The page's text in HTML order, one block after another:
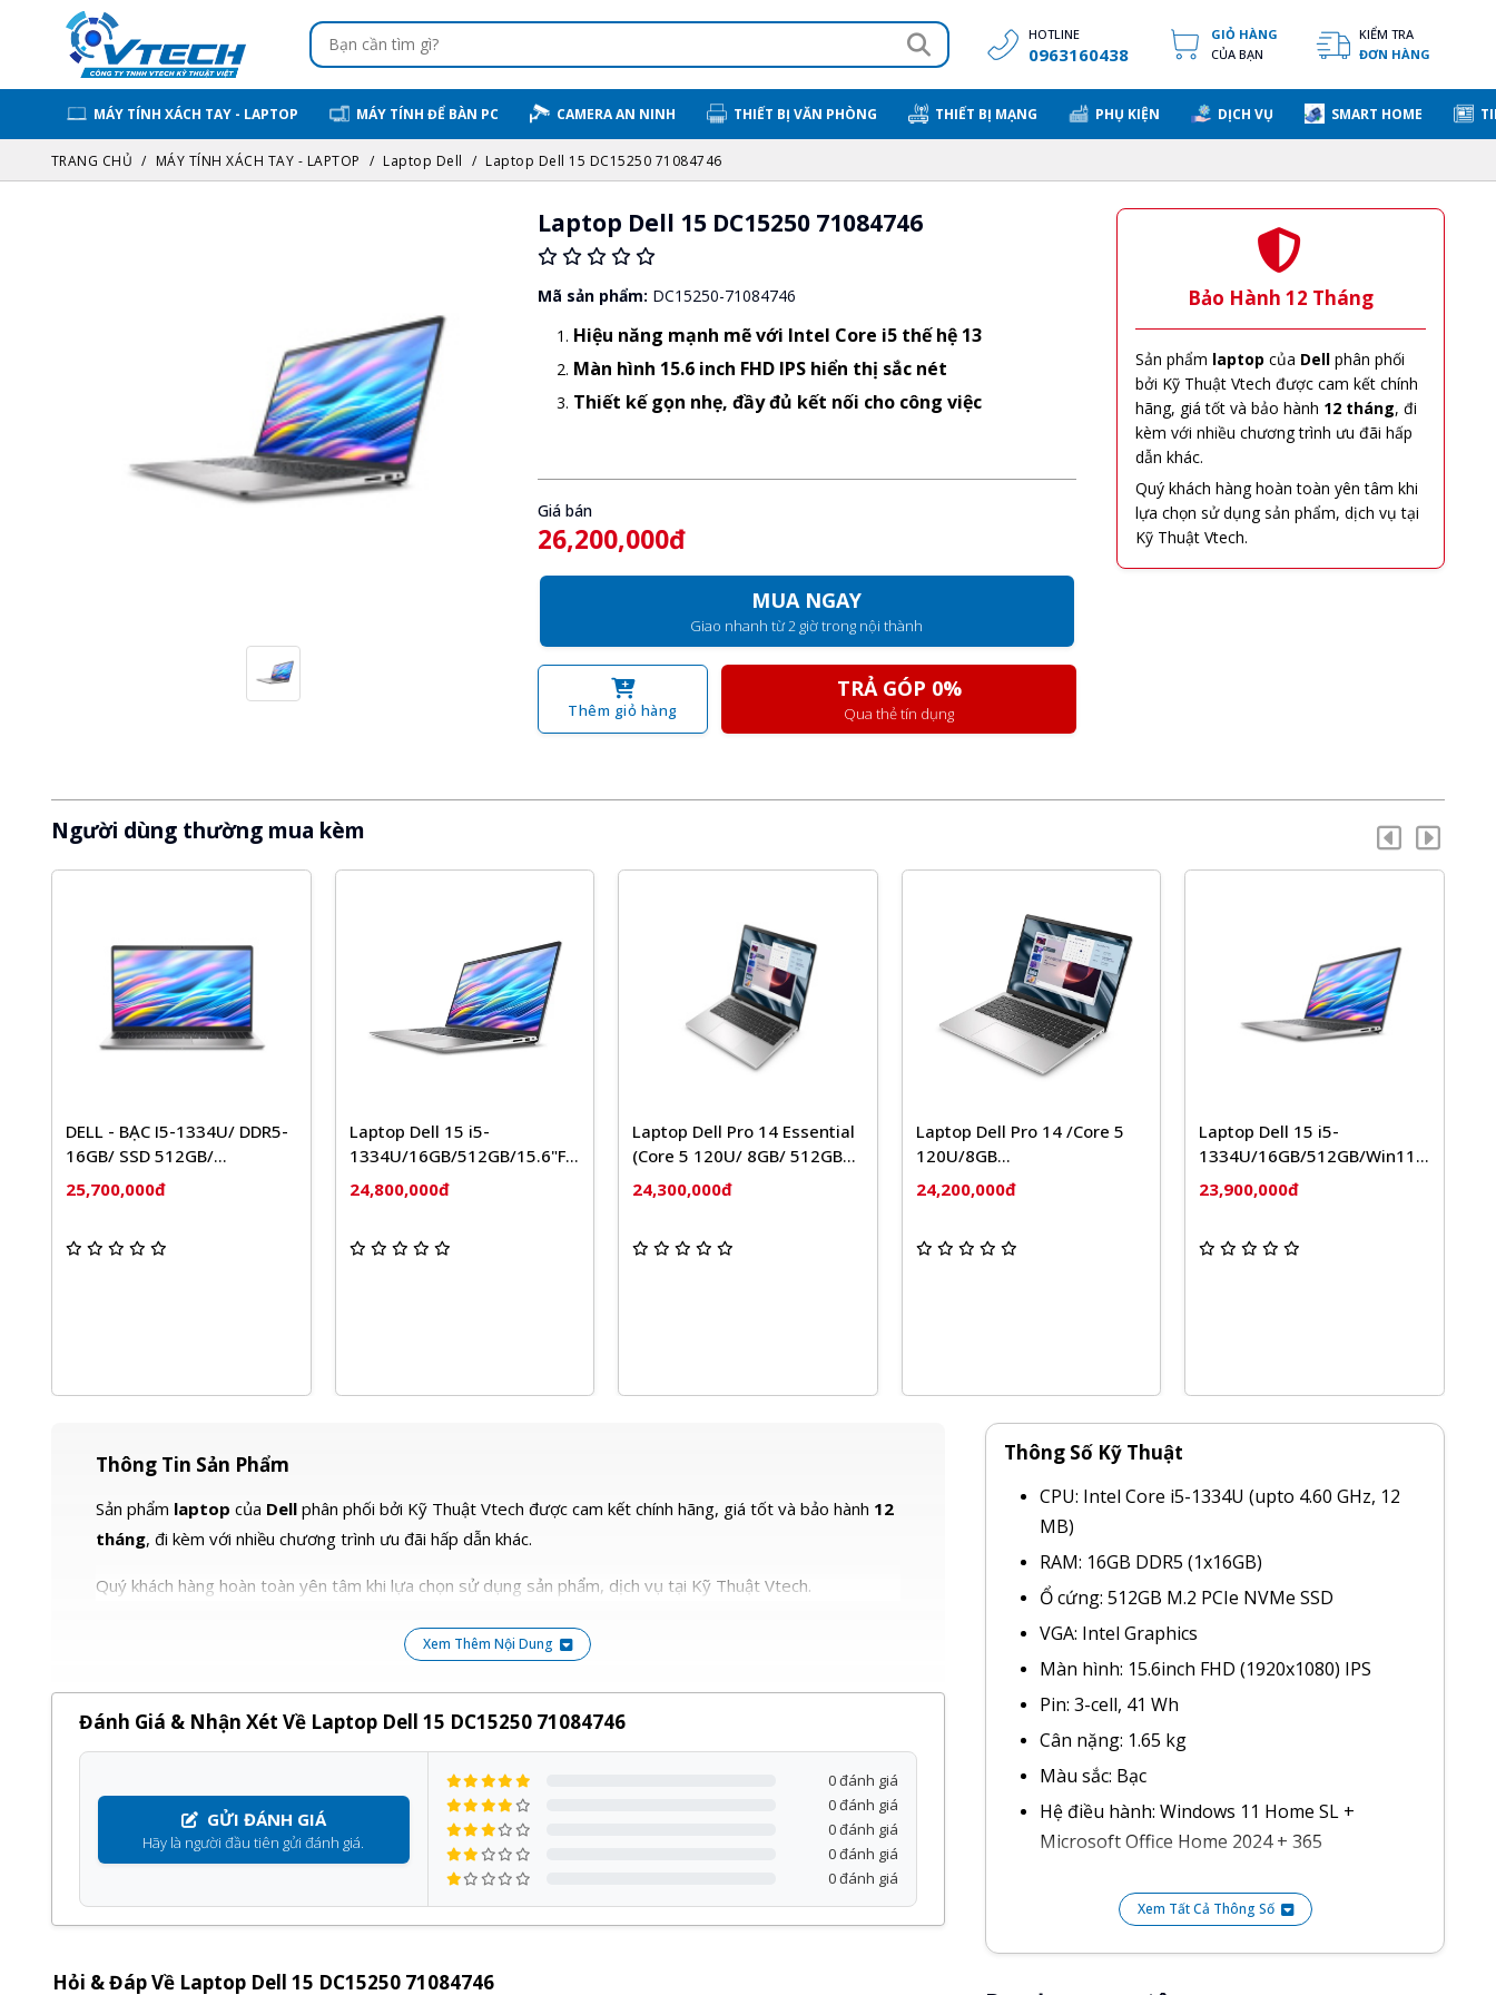
HOTLINE
0963160438
GIỎ HÀNG
CỦA BẠN
KIỂM TRA
ĐƠN HÀNG
MÁY TÍNH XÁCH TAY - LAPTOP MÁY TÍNH ĐỂ BÀN PC CAMERA AN NINH THIẾT BỊ VĂN PHÒNG THIẾT BỊ MẠNG PHỤ KIỆN DỊCH VỤ SMART HOME
TRANG CHỦ MÁY TÍNH XÁCH TAY - LAPTOP Laptop Dell Laptop Dell 15 DC15250 71084746
Laptop Dell 15 DC15250 71084746
Mã sản phẩm: DC15250-71084746
Hiệu năng mạnh mẽ với Intel Core i5 thế hệ 13
Màn hình 15.6 inch FHD IPS hiển thị sắc nét
Thiết kế gọn nhẹ, đầy đủ kết nối cho công việc
Giá bán
26,200,000đ
MUA NGAY
Giao nhanh từ 2 giờ trong nội thành
Thêm giỏ hàng
TRẢ GÓP 0%
Qua thẻ tín dụng
Bảo Hành 12 Tháng
Sản phẩm laptop của Dell phân phối
bởi Kỹ Thuật Vtech được cam kết chính
hãng, giá tốt và bảo hành 12 tháng, đi
kèm với nhiều chương trình ưu đãi hấp
dẫn khác.
Quý khách hàng hoàn toàn yên tâm khi
lựa chọn sử dụng sản phẩm, dịch vụ tại
Kỹ Thuật Vtech.
Người dùng thường mua kèm
Laptop Dell 15 i5-
1334U/16GB/512GB/15.6"FHD
IPS 120Hz/Win
11/Office/Bạc)
24,800,000đ
Laptop Dell Pro 14 Essential
(Core 5 120U/ 8GB/ 512GB
SSD/ 14 inch FHD+/ NoOS/
Platinium Silver/ 2Y)
24,300,000đ
Laptop Dell Pro 14 /Core 5
120U/8GB
DDR5/512GB/14"/300nits/WVA/IPS/54Whr/W11H/2Y
24,200,000đ
Laptop Dell 15 i5-
1334U/16GB/512GB/Win11
Bạc
23,900,000đ
Laptop Dell 14 (Core 3 100U/
8GB/ 512GB/ Win 11 Home +
Office + Microsoft)
19,800,000đ
Thông Tin Sản Phẩm
Sản phẩm laptop của Dellphân phối bởi Kỹ Thuật Vtech được cam kết chính hãng, giá tốt và bảo hành 12
tháng, đi kèm với nhiều chương trình ưu đãi hấp dẫn khác.
Quý khách hàng hoàn toàn yên tâm khi lựa chọn sử dụng sản phẩm, dịch vụ tại Kỹ Thuật Vtech.
Xem Thêm Nội Dung
Đánh Giá & Nhận Xét Về Laptop Dell 15 DC15250 71084746
GỬI ĐÁNH GIÁ
Hãy là người đầu tiên gửi đánh giá.
0 đánh giá
0 đánh giá
0 đánh giá
0 đánh giá
0 đánh giá
Hỏi & Đáp Về Laptop Dell 15 DC15250 71084746
Thông Số Kỹ Thuật
CPU: Intel Core i5-1334U (upto 4.60 GHz, 12
MB)
RAM: 16GB DDR5 (1x16GB)
Ổ cứng: 512GB M.2 PCIe NVMe SSD
VGA: Intel Graphics
Màn hình: 15.6inch FHD (1920x1080) IPS
Pin: 3-cell, 41 Wh
Cân nặng: 1.65 kg
Màu sắc: Bạc
Hệ điều hành: Windows 11 Home SL +
Microsoft Office Home 2024 + 365
Xem Tất Cả Thông Số